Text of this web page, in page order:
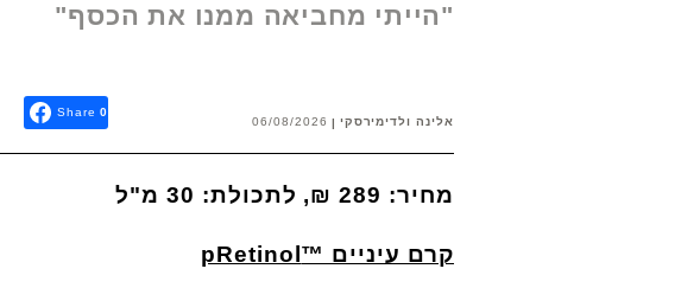
"הייתי מחביאה ממנו את הכסף"
אלינה ולדימירסקי 06/08/2026
Share 0
מחיר: 289 ₪, לתכולת: 30 מ"ל
קרם עיניים ™pRetinol